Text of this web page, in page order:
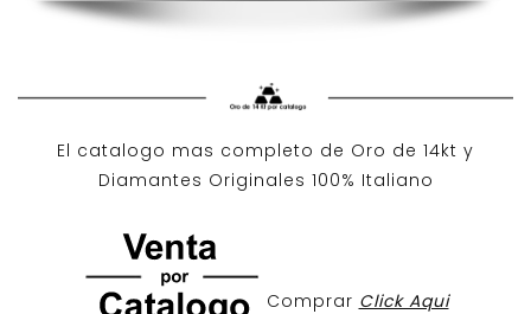
El catalogo mas completo de Oro de 14kt y
Diamantes Originales 100% Italiano
Comprar Click Aqui